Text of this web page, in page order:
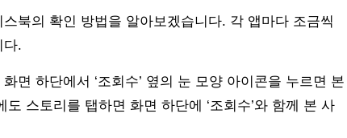
북의 확인 방법을 알아보겠습니다. 각 앱마다 조금씩
다.
면 하단에서 ‘조회수’ 옆의 눈 모양 아이콘을 누르면 본
스토리를 탭하면 화면 하단에 ‘조회수’와 함께 본 사